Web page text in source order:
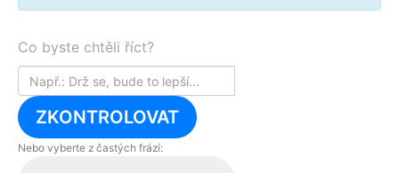
Co byste chtěli říct?
ZKONTROLOVAT
Nebo vyberte z častých frází: